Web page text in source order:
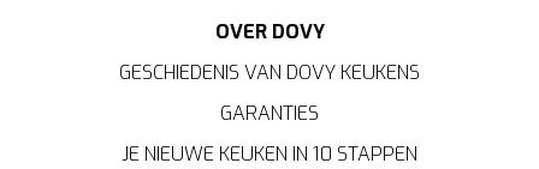
OVER DOVY
GESCHIEDENIS VAN DOVY KEUKENS
GARANTIES
JE NIEUWE KEUKEN IN 10 STAPPEN